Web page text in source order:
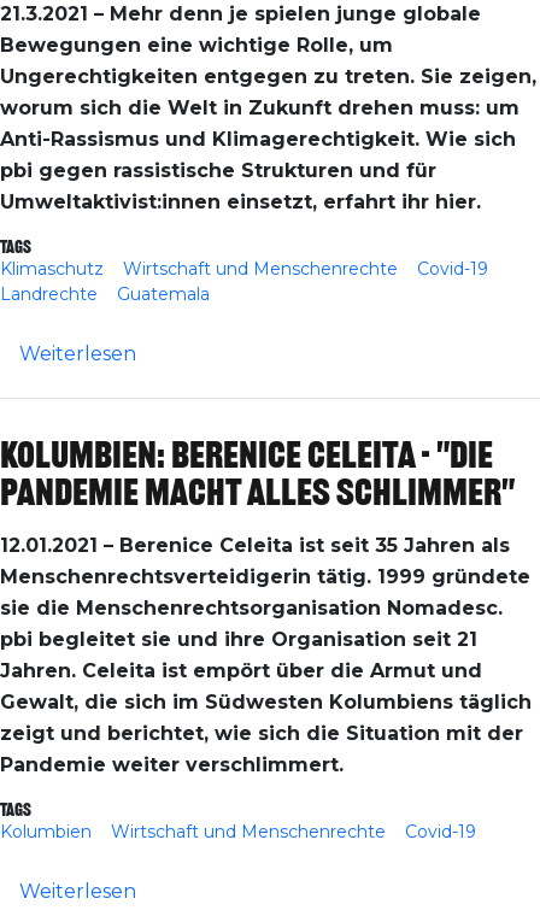
21.3.2021 – Mehr denn je spielen junge globale
Bewegungen eine wichtige Rolle, um
Ungerechtigkeiten entgegen zu treten. Sie zeigen,
worum sich die Welt in Zukunft drehen muss: um
Anti-Rassismus und Klimagerechtigkeit. Wie sich
pbi gegen rassistische Strukturen und für
Umweltaktivist:innen einsetzt, erfahrt ihr hier.
Tags
Klimaschutz Wirtschaft und Menschenrechte
Covid-19
Landrechte
Guatemala
Weiterlesen
Kolumbien: Berenice Celeita - "Die
Pandemie macht alles schlimmer"
12.01.2021 – Berenice Celeita ist seit 35 Jahren als
Menschenrechtsverteidigerin tätig. 1999 gründete
sie die Menschenrechtsorganisation Nomadesc.
pbi begleitet sie und ihre Organisation seit 21
Jahren. Celeita ist empört über die Armut und
Gewalt, die sich im Südwesten Kolumbiens täglich
zeigt und berichtet, wie sich die Situation mit der
Pandemie weiter verschlimmert.
Tags
Kolumbien Wirtschaft und Menschenrechte Covid-19
Weiterlesen